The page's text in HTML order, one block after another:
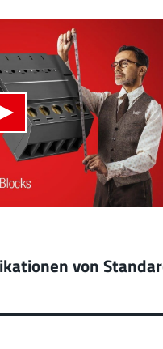
von